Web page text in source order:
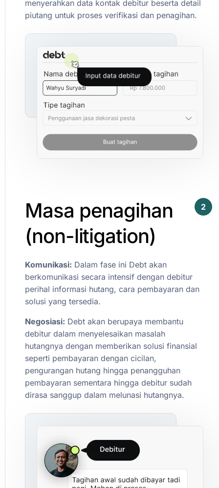
menyerahkan data kontak debitur beserta detail
piutang untuk proses verifikasi dan penagihan.
Masa penagihan
(non-litigation)
2
Komunikasi: Dalam fase ini Debt akan
berkomunikasi secara intensif dengan debitur
perihal informasi hutang, cara pembayaran dan
solusi yang tersedia.
Negosiasi: Debt akan berupaya membantu
debitur dalam menyelesaikan masalah
hutangnya dengan memberikan solusi finansial
seperti pembayaran dengan cicilan,
pengurangan hutang hingga penangguhan
pembayaran sementara hingga debitur sudah
dirasa sanggup dalam melunasi hutangnya.